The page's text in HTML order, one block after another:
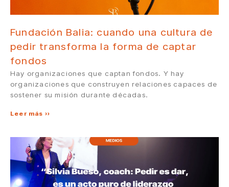
Fundación Balia: cuando una cultura de
pedir transforma la forma de captar
fondos
Hay organizaciones que captan fondos. Y hay
organizaciones que construyen relaciones capaces de
sostener su misión durante décadas.
Leer más »